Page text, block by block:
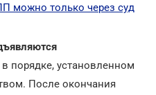
можно только через суд
в порядке, установленном
После окончания